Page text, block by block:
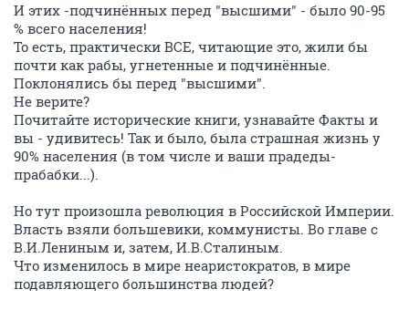
И этих -подчинённых перед "высшими" - было 90-95
% всего населения!
То есть, практически ВСЕ, читающие это, жили бы
почти как рабы, угнетенные и подчинённые.
Поклонялись бы перед "высшими".
Не верите?
Почитайте исторические книги, узнавайте Факты и
вы - удивитесь! Так и было, была страшная жизнь у
90% населения (в том числе и ваши прадеды-
прабабки...).
Но тут произошла революция в Российской Империи.
Власть взяли большевики, коммунисты. Во главе с
В.И.Лениным и, затем, И.В.Сталиным.
Что изменилось в мире неаристократов, в мире
подавляющего большинства людей?